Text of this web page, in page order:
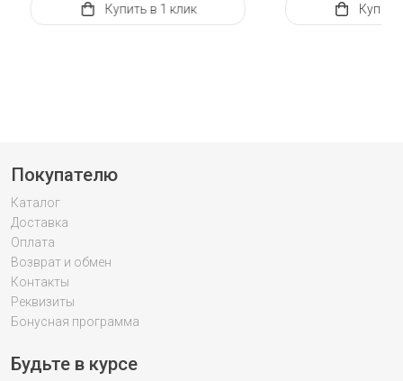
Купить в 1 клик Купить
Покупателю
Каталог
Доставка
Оплата
Возврат и обмен
Контакты
Реквизиты
Бонусная программа
Будьте в курсе